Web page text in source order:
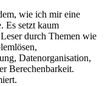
wie ich mir eine
Es setzt kaum
durch Themen wie
Datenorganisation,
Berechenbarkeit.